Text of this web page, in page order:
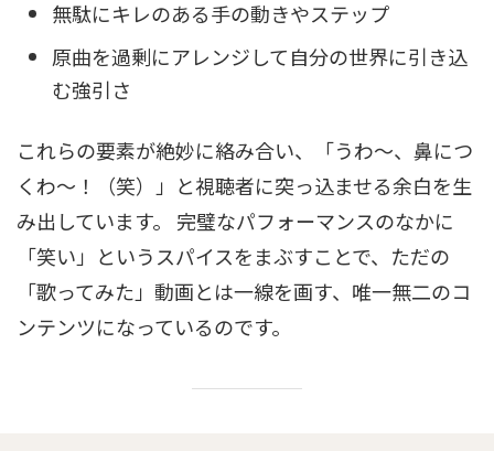
無駄にキレのある手の動きやステップ
原曲を過剰にアレンジして自分の世界に引き込
む強引さ
これらの要素が絶妙に絡み合い、「うわ〜、鼻につ
くわ〜！（笑）」と視聴者に突っ込ませる余白を生
み出しています。 完璧なパフォーマンスのなかに
「笑い」というスパイスをまぶすことで、ただの
「歌ってみた」動画とは一線を画す、唯一無二のコ
ンテンツになっているのです。